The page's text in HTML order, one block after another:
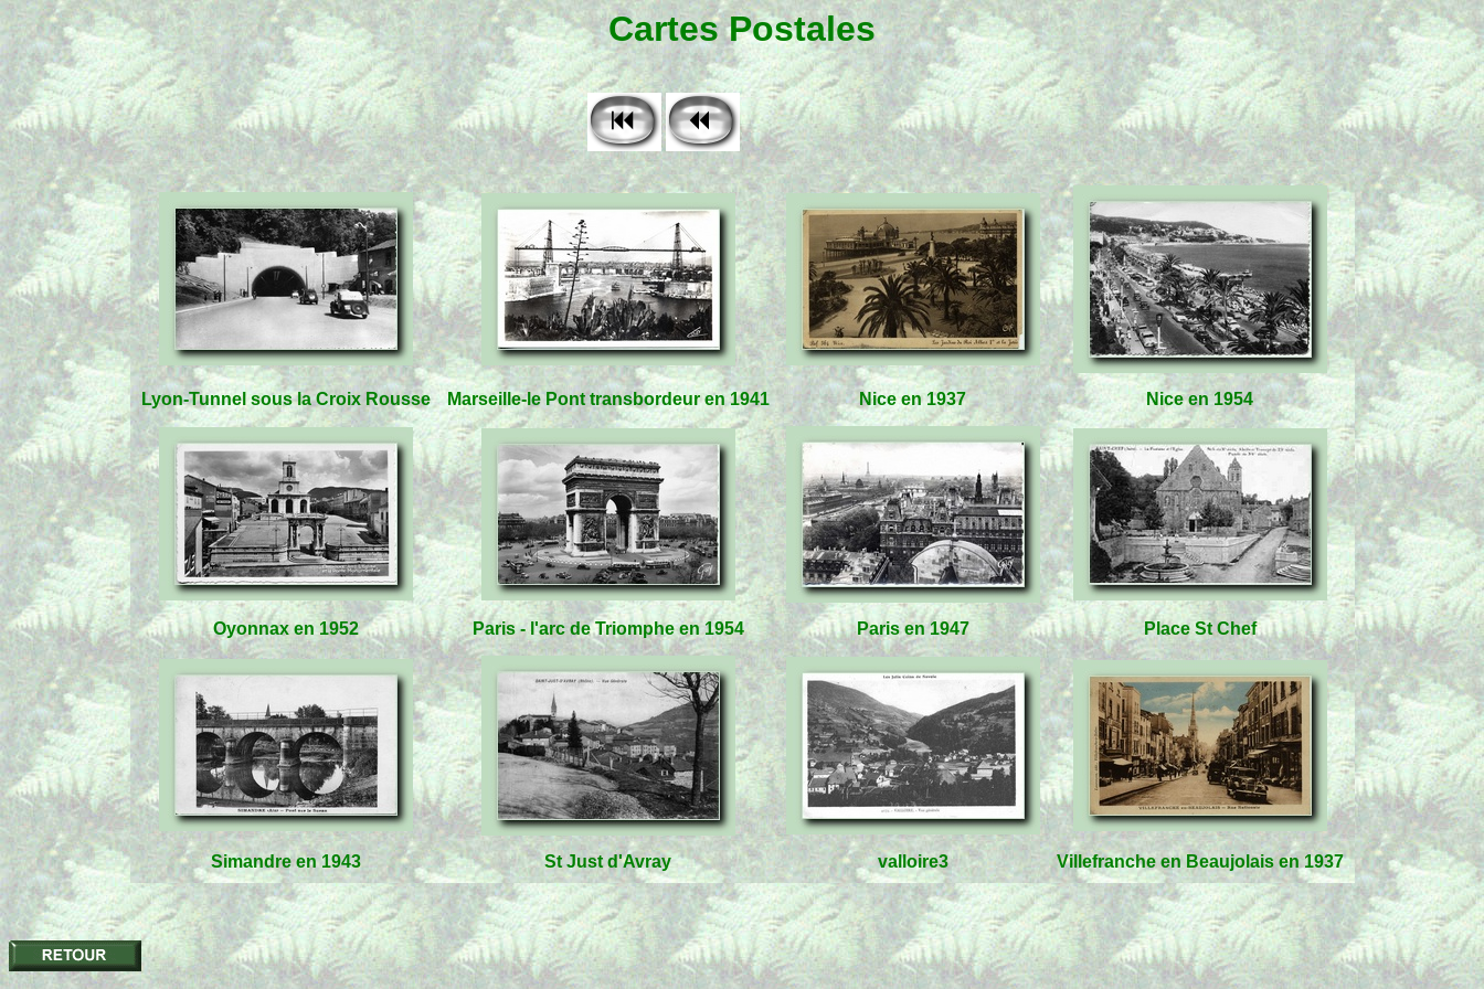
Cartes Postales
Lyon-Tunnel sous la Croix Rousse Marseille-le Pont transbordeur en 1941 Nice en 1937 Nice en 1954
Oyonnax en 1952 Paris - l'arc de Triomphe en 1954 Paris en 1947 Place St Chef
Simandre en 1943 St Just d'Avray valloire3 Villefranche en Beaujolais en 1937